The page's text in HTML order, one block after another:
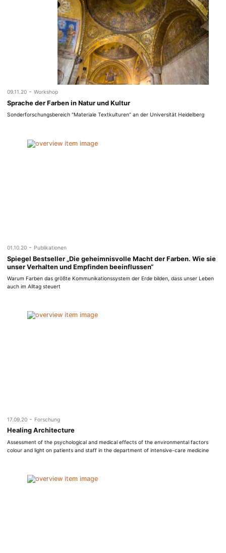
09.11.20 - Workshop
Sprache der Farben in Natur und Kultur
Sonderforschungsbereich "Materiale Textkulturen“ an der Universität Heidelberg
01.10.20 - Publikationen
Spiegel Bestseller „Die geheimnisvolle Macht der Farben. Wie sie
unser Verhalten und Empfinden beeinflussen“
Warum Farben das größte Kommunikationssystem der Erde bilden, dass unser Leben
auch im Alltag steuert
17.09.20 - Forschung
Healing Architecture
Assessment of the psychological and medical effects of the environmental factors
colour and light on patients and staff in the department of intensive-care medicine